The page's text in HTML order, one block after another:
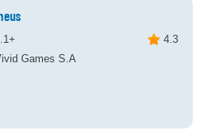
4.3
Games S.A